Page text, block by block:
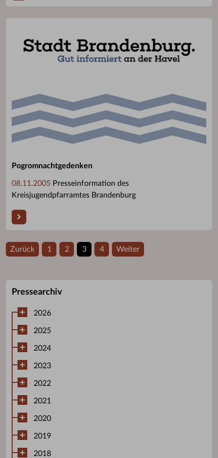
Pogromnachtgedenken
08.11.2005 Presseinformation des
Kreisjugendpfarramtes Brandenburg
Zurück 1 2 3 4 Weiter
Pressearchiv
2026
2025
2024
2023
2022
2021
2020
2019
2018